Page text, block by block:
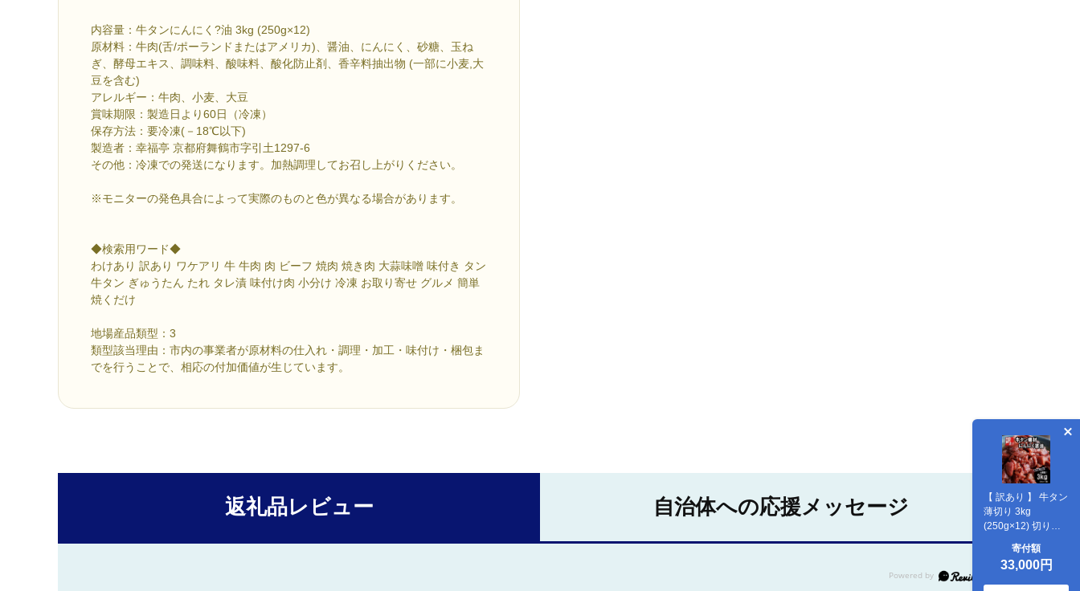
内容量：牛タンにんにく?油 3kg (250g×12)
原材料：牛肉(舌/ポーランドまたはアメリカ)、醤油、にんにく、砂糖、玉ね
ぎ、酵母エキス、調味料、酸味料、酸化防止剤、香辛料抽出物 (一部に小麦,大
豆を含む)
アレルギー：牛肉、小麦、大豆
賞味期限：製造日より60日（冷凍）
保存方法：要冷凍(－18℃以下)
製造者：幸福亭 京都府舞鶴市字引土1297-6
その他：冷凍での発送になります。加熱調理してお召し上がりください。
※モニターの発色具合によって実際のものと色が異なる場合があります。
◆検索用ワード◆
わけあり 訳あり ワケアリ 牛 牛肉 肉 ビーフ 焼肉 焼き肉 大蒜味噌 味付き タン
牛タン ぎゅうたん たれ タレ漬 味付け肉 小分け 冷凍 お取り寄せ グルメ 簡単
焼くだけ
地場産品類型：3
類型該当理由：市内の事業者が原材料の仕入れ・調理・加工・味付け・梱包ま
でを行うことで、相応の付加価値が生じています。
【 訳あり 】 牛タン
薄切り 3kg
(250g×12) 切り落
漬け 味つけ肉 味付
け牛タン 牛肉 BBQ
焼き肉 野菜炒め 味
寄付額
33,000円
返礼品レビュー 自治体への応援メッセージ